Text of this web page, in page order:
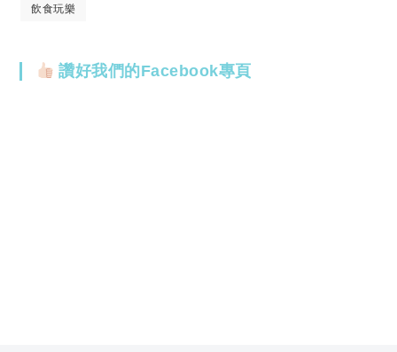
飲食玩樂
讚好我們的Facebook專頁